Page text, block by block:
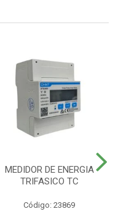
MEDIDOR DE ENERGIA
TRIFASICO TC
Código: 23869